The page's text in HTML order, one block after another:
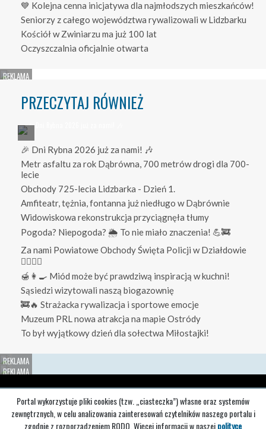
💙 Kolejna cenna inicjatywa dla najmłodszych mieszkańców!
Seniorzy z całego województwa rywalizowali w Lidzbarku
Kościół w Zwiniarzu ma już 100 lat
Oczyszczalnia oficjalnie otwarta
PRZECZYTAJ RÓWNIEŻ
🎉 Dni Rybna 2026 już za nami! 🎶
Metr asfaltu za rok Dąbrówna, 700 metrów drogi dla 700-
lecie
Obchody 725-lecia Lidzbarka - Dzień 1.
Amfiteatr, tężnia, fontanna już niedługo w Dąbrównie
Widowiskowa rekonstrukcja przyciągnęła tłumy
Pogoda? Niepogoda? 🌦️ To nie miało znaczenia! 💪🚒
Za nami Powiatowe Obchody Święta Policji w Działdowie
👮‍♀️👮‍♂️
🍯👩‍🍳 Miód może być prawdziwą inspiracją w kuchni!
Sąsiedzi wizytowali naszą biogazownię
🚒🔥 Strażacka rywalizacja i sportowe emocje
Muzeum PRL nowa atrakcja na mapie Ostródy
To był wyjątkowy dzień dla sołectwa Miłostajki!
Regulaminy Regulamin portalu Polityka prywatności
Portal wykorzystuje pliki cookies (tzw. „ciasteczka”) własne oraz systemów
zewnętrznych, w celu analizowania zainteresowań czytelników naszego portalu i
zgodnie z rozporządzeniem RODO. Więcej informacji w naszejpolityce